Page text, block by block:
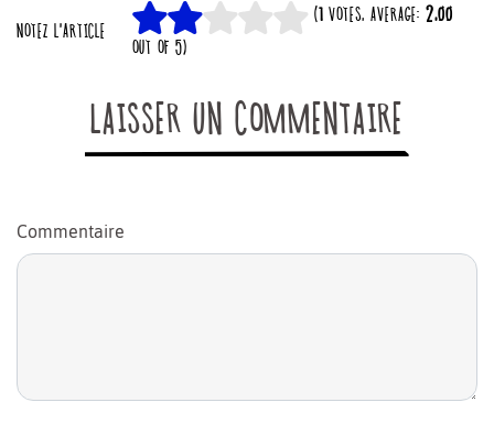
NOTEZ L'ARTICLE
(1VOTES, AVERAGE: 2,00
OUT OF 5)
LAISSER UN COMMENTAIRE
Commentaire